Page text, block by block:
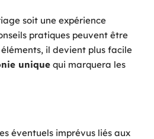
soit une expérience
pratiques peuvent être
il devient plus facile
unique qui marquera les
éventuels imprévus liés aux